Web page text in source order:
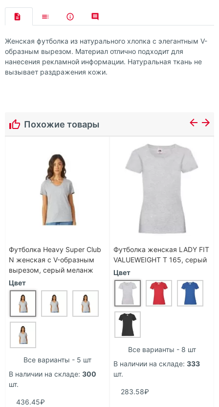
Женская футболка из натурального хлопка с элегантным V-
образным вырезом. Материал отлично подходит для
нанесения рекламной информации. Натуральная ткань не
вызывает раздражения кожи.
Похожие товары
Футболка Heavy Super Club
N женская с V-образным
вырезом, серый меланж
Цвет
Все варианты - 5 шт
В наличии на складе: 300
шт.
436.45₽
Футболка женская LADY FIT
VALUEWEIGHT T 165, серый
Цвет
Все варианты - 8 шт
В наличии на складе: 333
шт.
283.58₽